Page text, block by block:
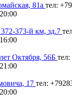
81а тел:
373-й км, зд.7
Октября, 56Б
17 тел: